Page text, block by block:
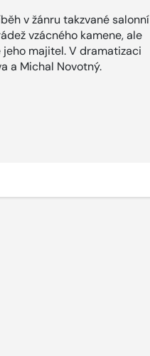
v žánru takzvané salonní
vzácného kamene, ale
majitel. V dramatizaci
a Michal Novotný.